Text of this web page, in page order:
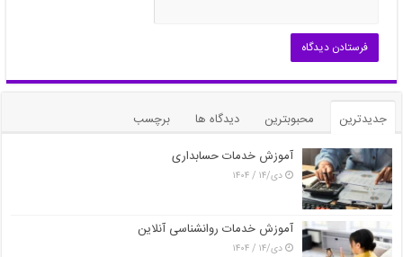
جدیدترین محبوبترین دیدگاه ها
برچسب
آموزش خدمات حسابداری
دی/۱۴ / ۱۴۰۴
آموزش خدمات روانشناسی آنلاین
دی/۱۴ / ۱۴۰۴